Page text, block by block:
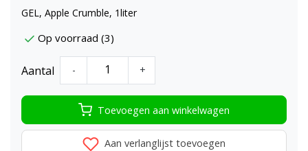
GEL, Apple Crumble, 1liter
Op voorraad (3)
Aantal - +
Toevoegen aan winkelwagen
Aan verlanglijst toevoegen